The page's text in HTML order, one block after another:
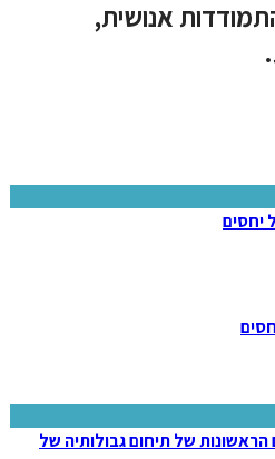
אנושית,